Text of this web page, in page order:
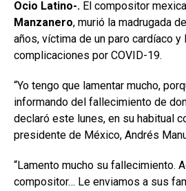
Ocio Latino-. El compositor
Manzanero, murió la madrugada
años, víctima de un paro cardíaco
complicaciones por COVID-19.
“Yo tengo que lamentar mucho,
informando del fallecimiento de
declaró este lunes, en su habitual
presidente de México, Andrés
“Lamento mucho su fallecimiento.
compositor… Le enviamos a sus